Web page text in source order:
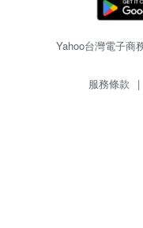
Yahoo台灣電子商
服務條款 |